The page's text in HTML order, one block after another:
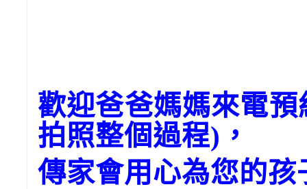
歡迎爸爸媽媽來電
拍照整個過程)，
傳家會用心為您的